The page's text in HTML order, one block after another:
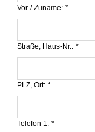
Vor-/ Zuname: *
Straße, Haus-Nr.: *
PLZ, Ort: *
Telefon 1: *